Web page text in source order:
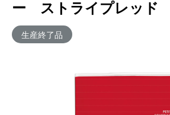
ー ストライプレッド
生産終了品